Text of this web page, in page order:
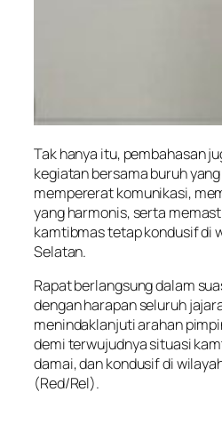
Tak hanya itu, pembahasan
kegiatan bersama buruh
mempererat komunikasi,
yang harmonis, serta
kamtibmas tetap kondusif di
Selatan.
Rapat berlangsung dalam
dengan harapan seluruh
menindaklanjuti arahan
demi terwujudnya situasi
damai, dan kondusif di
(Red/Rel).